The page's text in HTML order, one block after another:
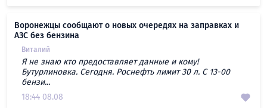
Воронежцы сообщают о новых очередях на заправках и
АЗС без бензина
Виталий
Я не знаю кто предоставляет данные и кому!
Бутурлиновка. Сегодня. Роснефть лимит 30 л. С 13-00
бензи...
18:44 08.08